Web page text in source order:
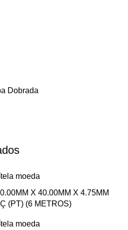
Dobrada
X 40.00MM X 4.75MM
(PT) (6 METROS)